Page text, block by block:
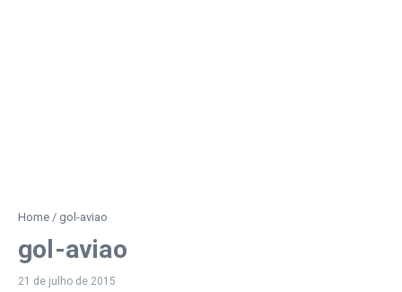
Home / gol-aviao
gol-aviao
21 de julho de 2015